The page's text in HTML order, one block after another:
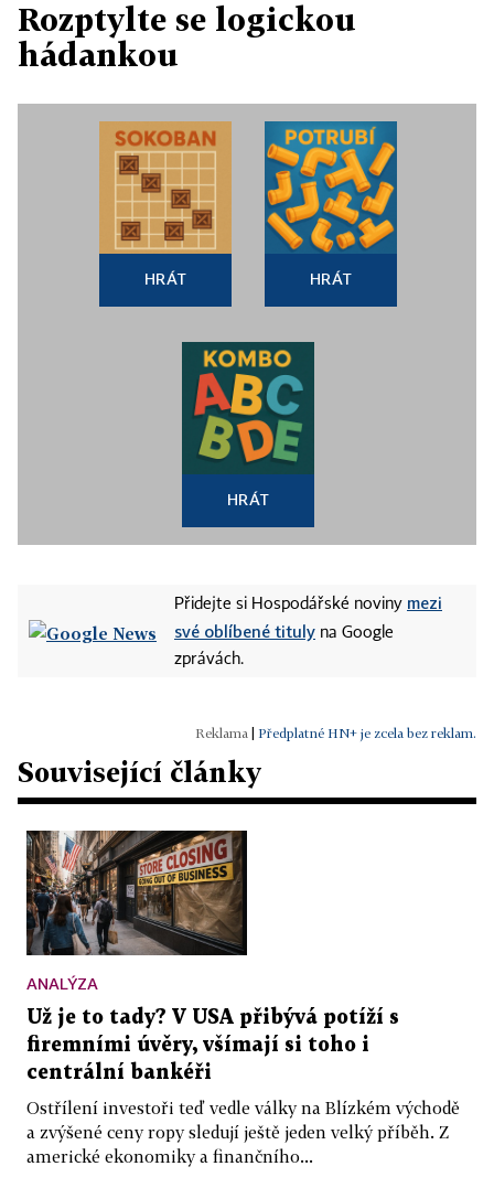
Rozptylte se logickou
hádankou
HRÁT HRÁT
HRÁT
Přidejte si Hospodářské noviny mezi
své oblíbené tituly na Google
zprávách.
Předplatné HN+ je zcela bez reklam.
Související články
ANALÝZA
Už je to tady? V USA přibývá potíží s
firemními úvěry, všímají si toho i
centrální bankéři
Ostřílení investoři teď vedle války na Blízkém východě
a zvýšené ceny ropy sledují ještě jeden velký příběh. Z
americké ekonomiky a finančního...